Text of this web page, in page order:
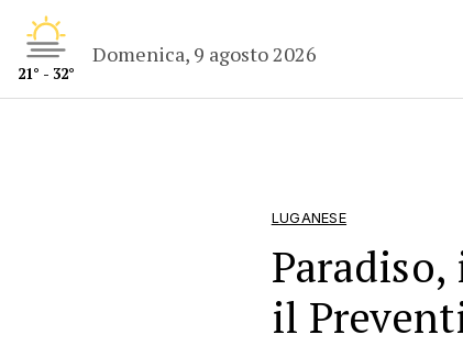
21° - 32°
Domenica, 9 agosto 2026
LUGANESE
il